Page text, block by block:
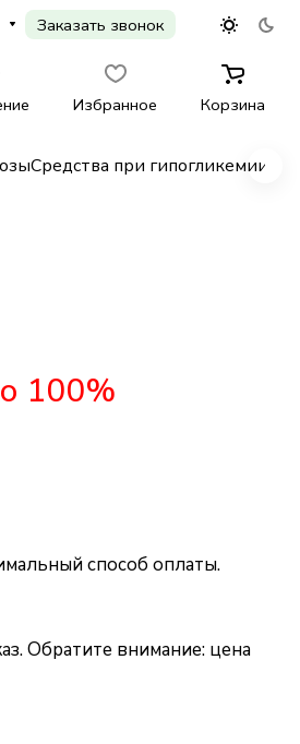
Заказать звонок
Избранное Корзина
Средства при гипогликемии
100%
способ оплаты.
Обратите внимание: цена